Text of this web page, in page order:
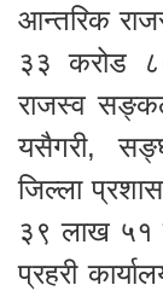
आन्तरिक
३३ करोड
राजस्व
यसैगरी,
जिल्ला
३९ लाख ५१
प्रहरी